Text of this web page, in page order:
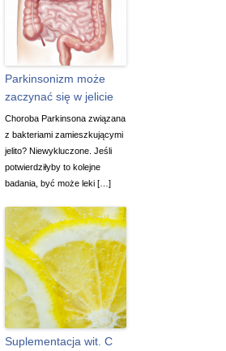
Parkinsonizm może
zaczynać się w jelicie
Choroba Parkinsona związana
z bakteriami zamieszkującymi
jelito? Niewykluczone. Jeśli
potwierdziłyby to kolejne
badania, być może leki […]
Suplementacja wit. C